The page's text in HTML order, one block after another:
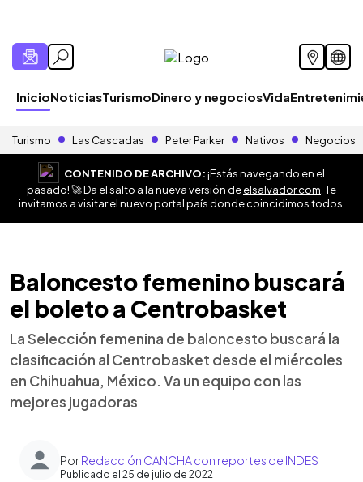
InicioNoticiasTurismoDinero y negociosVida
Turismo Las Cascadas Peter Parker Nativos Negocios
CONTENIDO DE ARCHIVO:¡Estás navegando en el
pasado! 🚀 Da el salto a la nueva versión deelsalvador.com . Te
invitamos a visitar el nuevo portal país donde coincidimos todos.
Baloncesto femenino buscará
el boleto a Centrobasket
La Selección femenina de baloncesto buscará la
clasificación al Centrobasket desde el miércoles
en Chihuahua, México. Va un equipo con las
mejores jugadoras
PorRedacción CANCHA con reportes de INDES
Publicado el 25 de julio de 2022